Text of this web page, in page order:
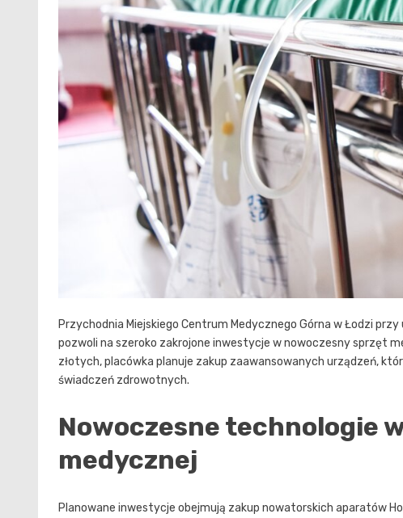
Przychodnia Miejskiego Centrum Medycznego Górna w Łodzi
pozwoli na szeroko zakrojone inwestycje w nowoczesny sprzęt
złotych, placówka planuje zakup zaawansowanych urządzeń,
świadczeń zdrowotnych.
Nowoczesne technologie
medycznej
Planowane inwestycje obejmują zakup nowatorskich aparatów